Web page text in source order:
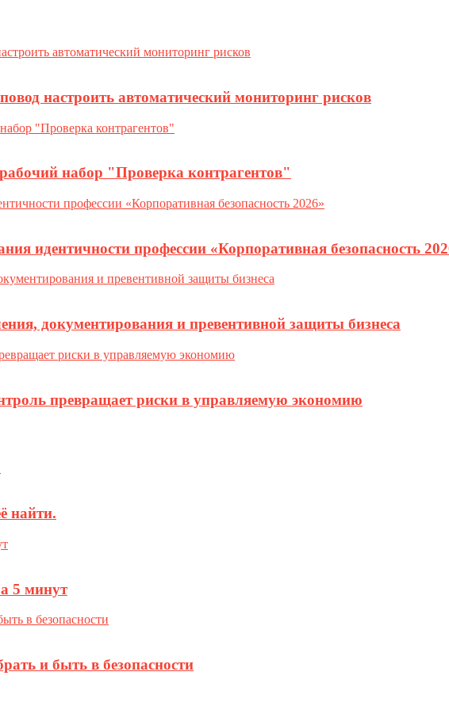
настроить автоматический мониторинг рисков
набор "Проверка контрагентов"
идентичности профессии «Корпоративная безопасность
документирования и превентивной защиты бизнеса
превращает риски в управляемую экономию
найти.
5 минут
и быть в безопасности